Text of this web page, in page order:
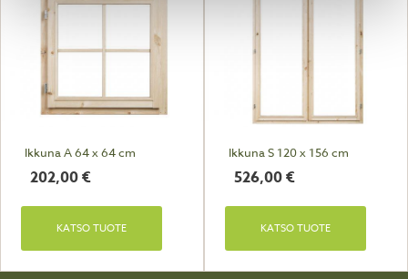
Ikkuna A 64 x 64 cm
202,00€
KATSO TUOTE
Ikkuna S 120 x 156 cm
526,00€
KATSO TUOTE